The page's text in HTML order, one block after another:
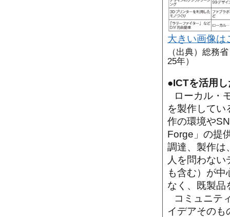
大きい画像は
（出典）総務
25年）
●ICTを活用
ローカル・
を製作してい
作の環境や
Forge」の提
調達、製作は
人を問わな
も含む）が
なく、既製品
コミュニテ
イデアそのも